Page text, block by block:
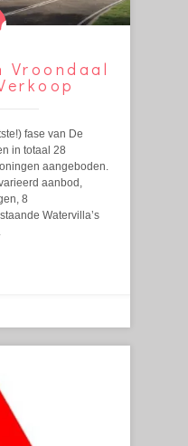
Vroondaal
fase van De
in totaal 28
aangeboden.
aanbod,
8
Watervilla’s